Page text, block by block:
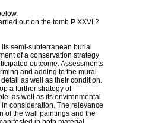
out on the tomb P XXVI 2
semi-subterranean burial
of a conservation strategy
outcome. Assessments
and adding to the mural
as well as their condition.
a further strategy of
as well as its environmental
consideration. The relevance
of the wall paintings and the